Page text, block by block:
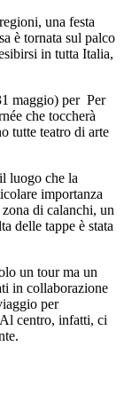
una festa
è tornata sul palco
in tutta Italia,
maggio) per Per
che toccherà
tutte teatro di arte
luogo che la
importanza
di calanchi, un
delle tappe è stata
un tour ma un
in collaborazione
per
centro, infatti, ci